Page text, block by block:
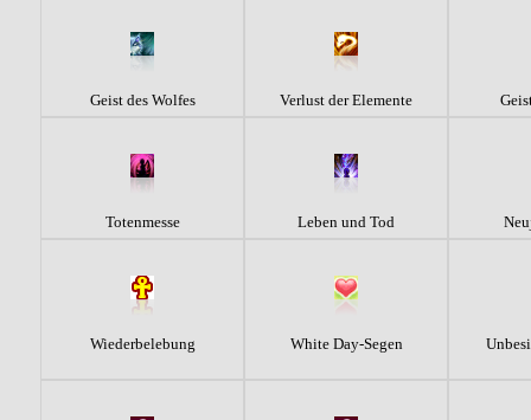
Geist des Wolfes Verlust der Elemente
Totenmesse Leben und Tod
Wiederbelebung White Day-Segen